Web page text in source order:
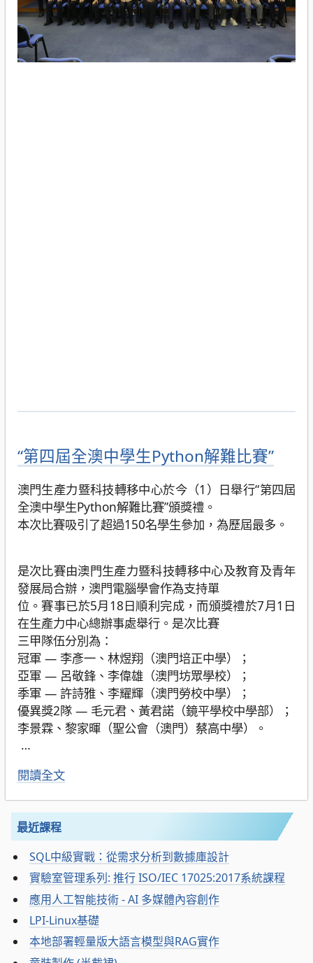
“第四屆全澳中學生Python解難比賽”
澳門生產力暨科技轉移中心於今（1）日舉行“第四屆
全澳中學生Python解難比賽”頒獎禮。
本次比賽吸引了超過150名學生參加，為歷屆最多。
是次比賽由澳門生產力暨科技轉移中心及教育及青年
發展局合辦，澳門電腦學會作為支持單
位。賽事已於5月18日順利完成，而頒獎禮於7月1日
在生產力中心總辦事處舉行。是次比賽
三甲隊伍分別為：
冠軍 — 李彥一、林煜翔（澳門培正中學）；
亞軍 — 呂敬鋒、李偉雄（澳門坊眾學校）；
季軍 — 許詩雅、李耀輝（澳門勞校中學）；
優異獎2隊 — 毛元君、黃君諾（鏡平學校中學部）；
李景霖、黎家暉（聖公會（澳門）蔡高中學）。
…
閱讀全文
最近課程
SQL中級實戰：從需求分析到數據庫設計
實驗室管理系列: 推行 ISO/IEC 17025:2017系統課程
應用人工智能技術 - AI 多媒體內容創作
LPI-Linux基礎
本地部署輕量版大語言模型與RAG實作